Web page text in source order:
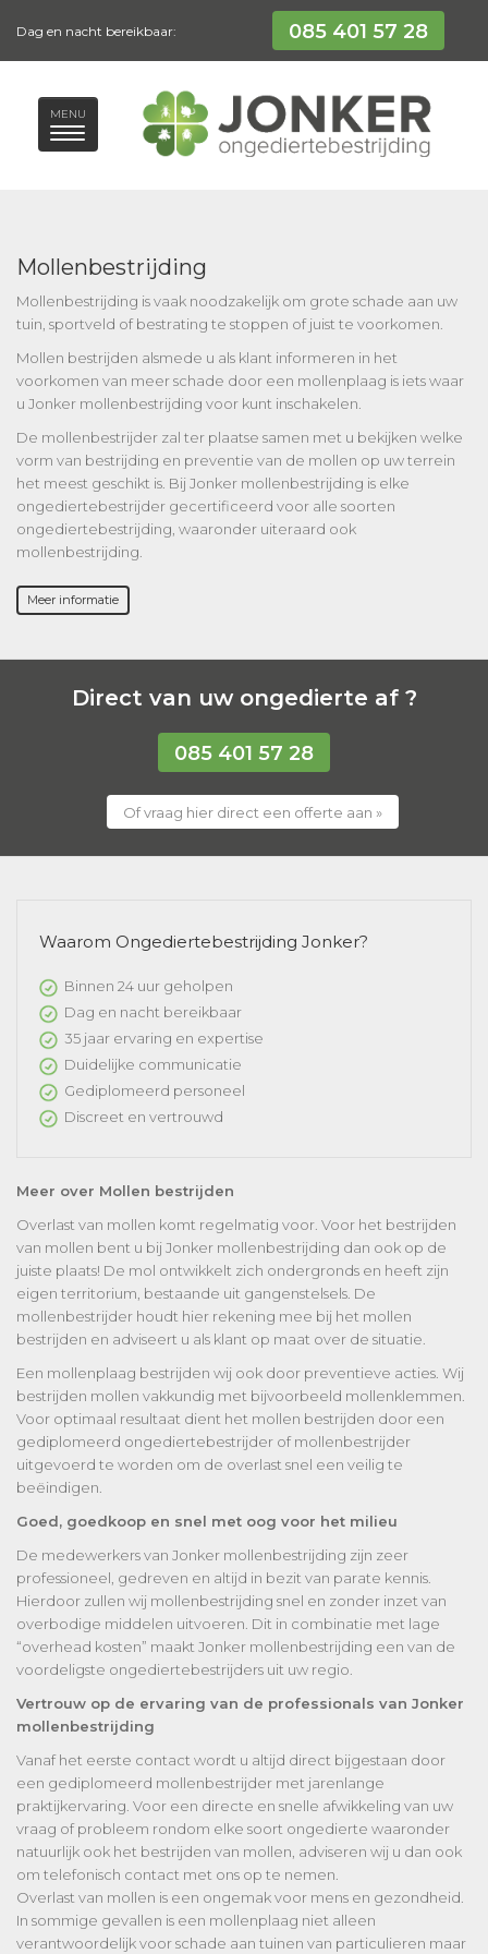
Dag en nacht bereikbaar: 085 401 57 28
MENU
Mollenbestrijding
Mollenbestrijding is vaak noodzakelijk om grote schade aan uw
tuin, sportveld of bestrating te stoppen of juist te voorkomen.
Mollen bestrijden alsmede u als klant informeren in het
voorkomen van meer schade door een mollenplaag is iets waar
u Jonker mollenbestrijding voor kunt inschakelen.
De mollenbestrijder zal ter plaatse samen met u bekijken welke
vorm van bestrijding en preventie van de mollen op uw terrein
het meest geschikt is. Bij Jonker mollenbestrijding is elke
ongediertebestrijder gecertificeerd voor alle soorten
ongediertebestrijding, waaronder uiteraard ook
mollenbestrijding.
Meer informatie
Direct van uw ongedierte af ?
085 401 57 28
Of vraag hier direct een offerte aan »
Waarom Ongediertebestrijding Jonker?
Binnen 24 uur geholpen
Dag en nacht bereikbaar
35 jaar ervaring en expertise
Duidelijke communicatie
Gediplomeerd personeel
Discreet en vertrouwd
Meer over Mollen bestrijden
Overlast van mollen komt regelmatig voor. Voor het bestrijden
van mollen bent u bij Jonker mollenbestrijding dan ook op de
juiste plaats! De mol ontwikkelt zich ondergronds en heeft zijn
eigen territorium, bestaande uit gangenstelsels. De
mollenbestrijder houdt hier rekening mee bij het mollen
bestrijden en adviseert u als klant op maat over de situatie.
Een mollenplaag bestrijden wij ook door preventieve acties. Wij
bestrijden mollen vakkundig met bijvoorbeeld mollenklemmen.
Voor optimaal resultaat dient het mollen bestrijden door een
gediplomeerd ongediertebestrijder of mollenbestrijder
uitgevoerd te worden om de overlast snel een veilig te
beëindigen.
Goed, goedkoop en snel met oog voor het milieu
De medewerkers van Jonker mollenbestrijding zijn zeer
professioneel, gedreven en altijd in bezit van parate kennis.
Hierdoor zullen wij mollenbestrijding snel en zonder inzet van
overbodige middelen uitvoeren. Dit in combinatie met lage
“overhead kosten” maakt Jonker mollenbestrijding een van de
voordeligste ongediertebestrijders uit uw regio.
Vertrouw op de ervaring van de professionals van Jonker
mollenbestrijding
Vanaf het eerste contact wordt u altijd direct bijgestaan door
een gediplomeerd mollenbestrijder met jarenlange
praktijkervaring. Voor een directe en snelle afwikkeling van uw
vraag of probleem rondom elke soort ongedierte waaronder
natuurlijk ook het bestrijden van mollen, adviseren wij u dan ook
om telefonisch contact met ons op te nemen.
Overlast van mollen is een ongemak voor mens en gezondheid.
In sommige gevallen is een mollenplaag niet alleen
verantwoordelijk voor schade aan tuinen van particulieren maar